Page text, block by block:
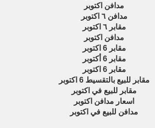
مدافن اكتوبر
مدافن ٦ اكتوبر
مقابر ٦ اكتوبر
مدافن اكتوبر
مقابر 6 اكتوبر
مقابر 6 أكتوبر
مقابر 6 اكتوبر
مقابر للبيع بالتقسيط 6 اكتوبر
مقابر للبيع في اكتوبر
اسعار مدافن اكتوبر
مدافن للبيع في اكتوبر